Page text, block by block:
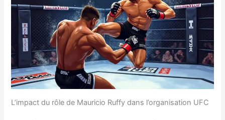
L’impact du rôle de Mauricio Ruffy dans l’organisation UFC